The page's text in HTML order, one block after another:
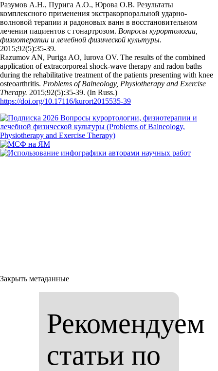
Разумов А.Н., Пурига А.О., Юрова О.В. Результаты
комплексного применения экстракорпоральной ударно-
волновой терапии и радоновых ванн в восстановительном
лечении пациентов с гонартрозом. Вопросы курортологии,
физиотерапии и лечебной физической культуры.
2015;92(5):35‑39.
Razumov AN, Puriga AO, Iurova OV. The results of the combined
application of extracorporeal shock-wave therapy and radon baths
during the rehabilitative treatment of the patients presenting with knee
osteoarthritis. Problems of Balneology, Physiotherapy and Exercise
Therapy. 2015;92(5):35‑39. (In Russ.)
https://doi.org/10.17116/kurort2015535-39
Закрыть метаданные
Рекомендуем
статьи по